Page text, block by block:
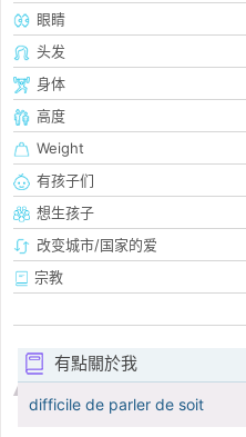
眼睛
头发
身体
高度
Weight
有孩子们
想生孩子
改变城市/国家的爱
宗教
有點關於我
difficile de parler de soit